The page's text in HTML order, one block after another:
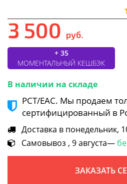
3 500 руб.
+ 35
МОМЕНТАЛЬНЫЙ КЕШБЭК
В наличии на складе
РСТ/ЕАС. Мы продаем
сертифицированный в
Доставка в понедельник,
Самовывоз , 9 августа—
ЗАКАЗАТЬ